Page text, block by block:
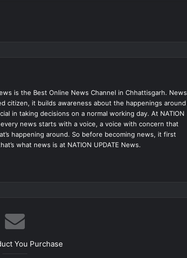
is the Best Online News Channel in Chhattisgarh. News
citizen, it builds awareness about the happenings around
in taking decisions on a normal working day. At NATION
every news starts with a voice, a voice with concern that
happening around. So before becoming news, it first
what news is at NATION UPDATE News.
You Purchase